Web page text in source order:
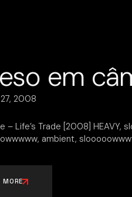
em
2008
– Life’s Trade [2008] HEAVY,
ambient,
MORE